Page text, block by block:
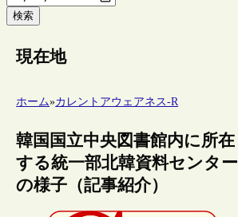
検索
現在地
ホーム»カレントアウェアネス-R
韓国国立中央図書館内に所在
する統一部北韓資料センター
の様子（記事紹介）